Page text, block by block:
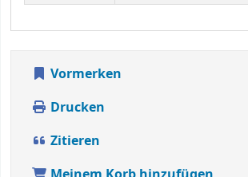
Vormerken
Drucken
Zitieren